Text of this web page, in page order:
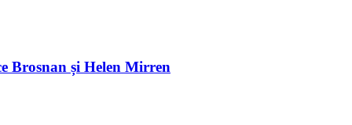
Brosnan și Helen Mirren